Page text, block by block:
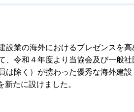
設業の海外におけるプレゼンスを高
、令和４年度より当協会及び一般社
は除く）が携わった優秀な海外建設
たに設けました。